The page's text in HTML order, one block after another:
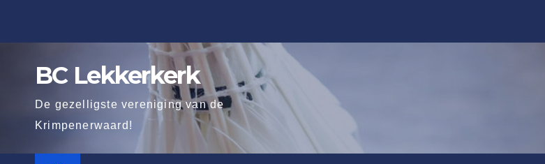
BC Lekkerkerk
De gezelligste vereniging van de
Krimpenerwaard!